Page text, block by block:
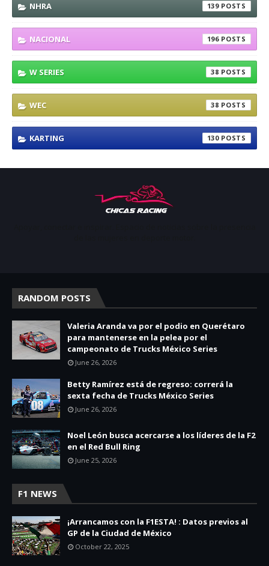
NHRA 139
NACIONAL 196
W SERIES 38
WEC 38
KARTING 130
RANDOM POSTS
Valeria Aranda va por el podio en Querétaro
para mantenerse en la pelea por el
campeonato de Trucks México Series
June 26, 2026
Betty Ramírez está de regreso: correrá la
sexta fecha de Trucks México Series
June 26, 2026
Noel León busca acercarse a los líderes de la F2
en el Red Bull Ring
June 25, 2026
F1 NEWS
¡Arrancamos con la F1ESTA! : Datos previos al
GP de la Ciudad de México
October 22, 2025